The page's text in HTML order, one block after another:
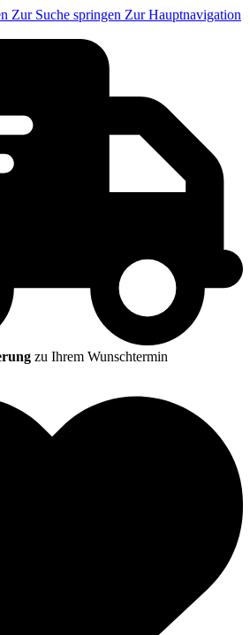
Zur Suche springen Zur Hauptnavigation
zu Ihrem Wunschtermin